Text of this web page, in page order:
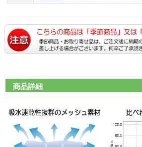
商品詳細